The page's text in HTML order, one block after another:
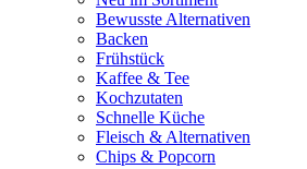
Bewusste Alternativen
Backen
Frühstück
Kaffee & Tee
Kochzutaten
Schnelle Küche
Fleisch & Alternativen
Chips & Popcorn